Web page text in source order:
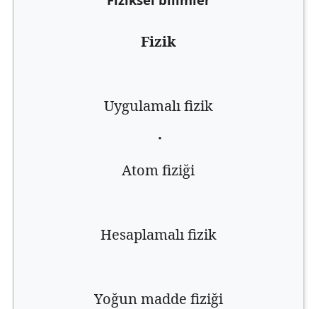
Fizik
Uygulamalı fizik
·
Atom fiziği
Hesaplamalı fizik
Yoğun madde fiziği